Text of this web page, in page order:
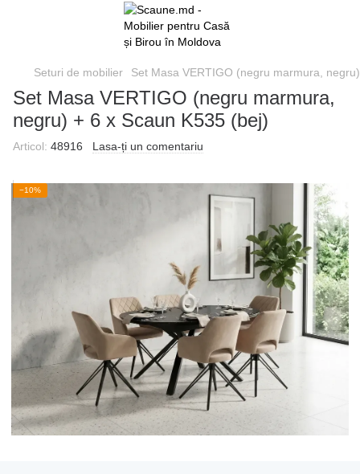
Seturi de mobilier Set Masa VERTIGO (negru marmura,
Set Masa VERTIGO (negru marmura,
negru) + 6 x Scaun K535 (bej)
Articol: 48916 Lasa-ți un comentariu
−10%